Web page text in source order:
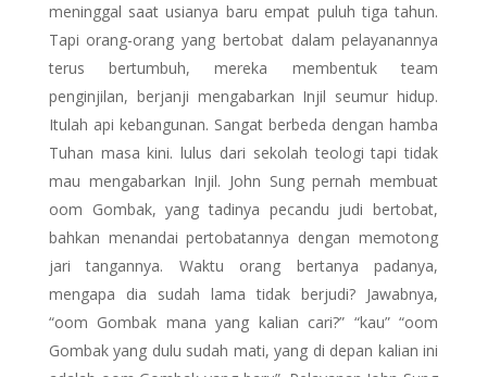
meninggal saat usianya baru empat puluh tiga tahun.
Tapi orang-orang yang bertobat dalam pelayanannya
terus bertumbuh, mereka membentuk team
penginjilan, berjanji mengabarkan Injil seumur hidup.
Itulah api kebangunan. Sangat berbeda dengan hamba
Tuhan masa kini. lulus dari sekolah teologi tapi tidak
mau mengabarkan Injil. John Sung pernah membuat
oom Gombak, yang tadinya pecandu judi bertobat,
bahkan menandai pertobatannya dengan memotong
jari tangannya. Waktu orang bertanya padanya,
mengapa dia sudah lama tidak berjudi? Jawabnya,
“oom Gombak mana yang kalian cari?” “kau” “oom
Gombak yang dulu sudah mati, yang di depan kalian ini